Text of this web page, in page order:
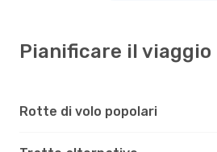
Pianificare il viaggio
Rotte di volo popolari